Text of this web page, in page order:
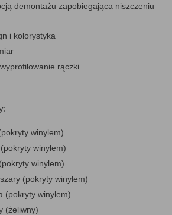
demontażu zapobiegająca niszczeniu
i kolorystyka
rączki
winylem)
winylem)
winylem)
(pokryty winylem)
(pokryty winylem)
(żeliwny)